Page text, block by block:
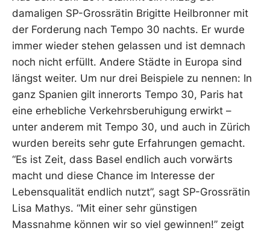
damaligen SP-Grossrätin Brigitte Heilbronner mit
der Forderung nach Tempo 30 nachts. Er wurde
immer wieder stehen gelassen und ist demnach
noch nicht erfüllt. Andere Städte in Europa sind
längst weiter. Um nur drei Beispiele zu nennen: In
ganz Spanien gilt innerorts Tempo 30, Paris hat
eine erhebliche Verkehrsberuhigung erwirkt –
unter anderem mit Tempo 30, und auch in Zürich
wurden bereits sehr gute Erfahrungen gemacht.
“Es ist Zeit, dass Basel endlich auch vorwärts
macht und diese Chance im Interesse der
Lebensqualität endlich nutzt”, sagt SP-Grossrätin
Lisa Mathys. “Mit einer sehr günstigen
Massnahme können wir so viel gewinnen!” zeigt